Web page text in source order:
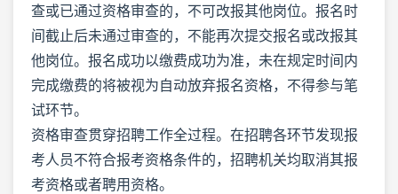
查或已通过资格审查的，不可改报其他岗位。报名时
间截止后未通过审查的，不能再次提交报名或改报其
他岗位。报名成功以缴费成功为准，未在规定时间内
完成缴费的将被视为自动放弃报名资格，不得参与笔
试环节。
资格审查贯穿招聘工作全过程。在招聘各环节发现报
考人员不符合报考资格条件的，招聘机关均取消其报
考资格或者聘用资格。